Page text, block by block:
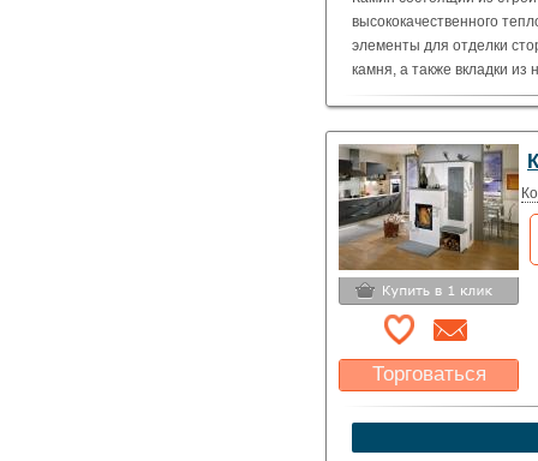
высококачественного
элементы для отделки
камня, а также вкладки из
Топка: Schmid Ronda
( Номинальная мощность
Торговаться
Какая цена Вас
устроит?